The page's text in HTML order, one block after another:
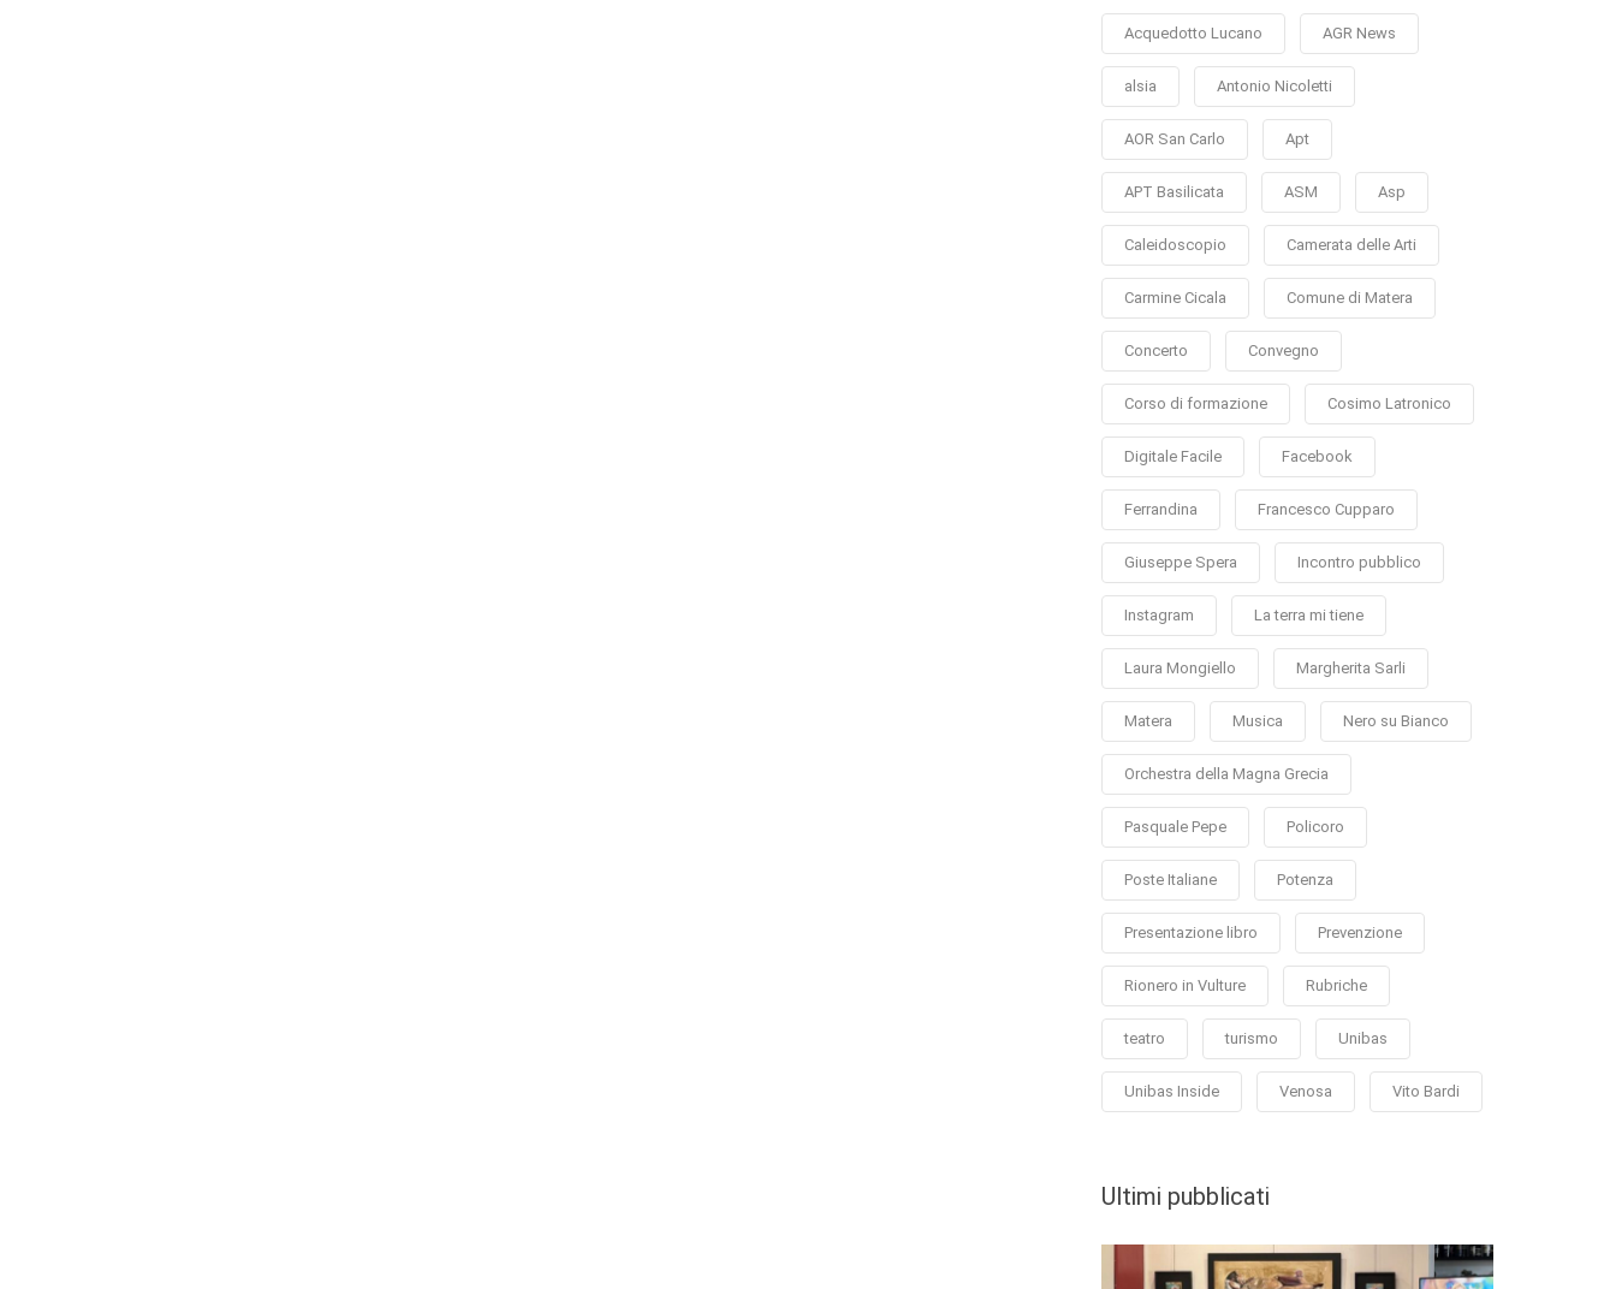
Acquedotto Lucano AGR News
alsia Antonio Nicoletti
AOR San Carlo Apt
APT Basilicata ASM Asp
Caleidoscopio Camerata delle Arti
Carmine Cicala Comune di Matera
Concerto Convegno
Corso di formazione Cosimo Latronico
Digitale Facile Facebook
Ferrandina Francesco Cupparo
Giuseppe Spera Incontro pubblico
Instagram La terra mi tiene
Laura Mongiello Margherita Sarli
Matera Musica Nero su Bianco
Orchestra della Magna Grecia
Pasquale Pepe Policoro
Poste Italiane Potenza
Presentazione libro Prevenzione
Rionero in Vulture Rubriche
teatro turismo Unibas
Unibas Inside Venosa Vito Bardi
Ultimi pubblicati